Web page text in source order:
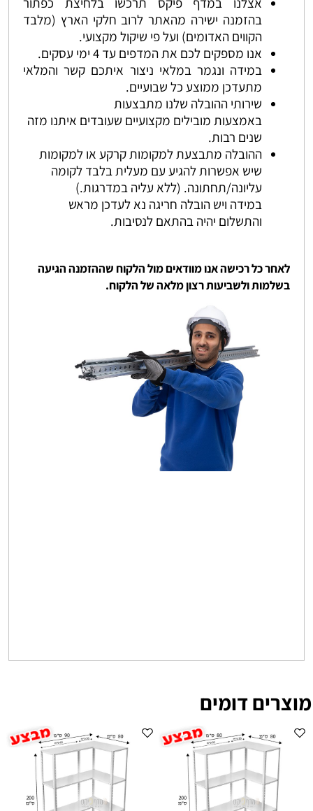
בהזמנה ישירה מהאתר לרוב חלקי הארץ (מלבד
הקווים האדומים) ועל פי שיקול מקצועי.
אנו מספקים לכם את המדפים עד 4 ימי עסקים.
במידה ונגמר במלאי ניצור איתכם קשר והמלאי
מתעדכן ממוצע כל שבועיים.
שירותי ההובלה שלנו מתבצעות
באמצעות מובילים מקצועיים שעובדים איתנו מזה
שנים רבות.
ההובלה מתבצעת למקומות קרקע או למקומות
שיש אפשרות להגיע עם מעלית בלבד לקומה
עליונה/תחתונה. (ללא עליה במדרגות.)
במידה ויש הובלה חריגה נא לעדכן מראש
והתשלום יהיה בהתאם לנסיבות.
לאחר כל רכישה אנו מוודאים מול הלקוח שההזמנה הגיעה
בשלמות ולשביעות רצון מלאה של הלקוח.
מוצרים דומים